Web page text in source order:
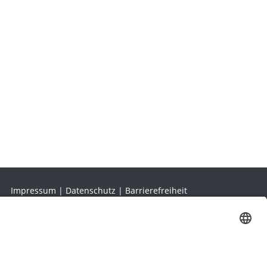
Impressum | Datenschutz | Barrierefreiheit